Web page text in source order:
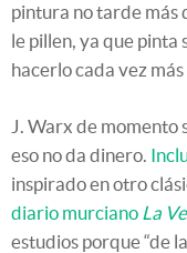
pintura no tarde más
le pillen, ya que pinta
hacerlo cada vez
J. Warx de momento
eso no da dinero.
inspirado en otro
diario murciano La
estudios porque “de